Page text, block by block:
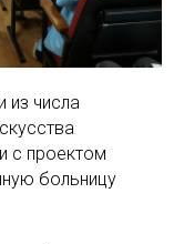
из числа
с проектом
больницу